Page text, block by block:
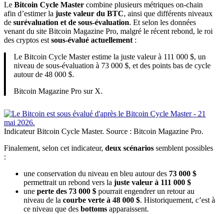
Le Bitcoin Cycle Master combine plusieurs métriques on-chain
afin d’estimer la juste valeur du BTC, ainsi que différents niveaux
de surévaluation et de sous-évaluation. Et selon les données
venant du site Bitcoin Magazine Pro, malgré le récent rebond, le roi
des cryptos estsous-évalué actuellement:
Le Bitcoin Cycle Master estime la juste valeur à 111 000 $, un
niveau de sous-évaluation à 73 000 $, et des points bas de cycle
autour de 48 000 $.
Bitcoin Magazine Pro sur X.
Indicateur Bitcoin Cycle Master. Source : Bitcoin Magazine Pro.
Finalement, selon cet indicateur, deux scénarios semblent possibles
:
une conservation du niveau en bleu autour des 73 000 $
permettrait un rebond vers la juste valeur à 111 000 $
une perte des 73 000 $ pourrait engendrer un retour au
niveau de la courbe verte à 48 000 $. Historiquement, c’est à
ce niveau que des bottoms apparaissent.